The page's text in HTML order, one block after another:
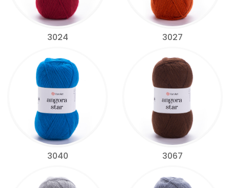
3024 3027
3040 3067